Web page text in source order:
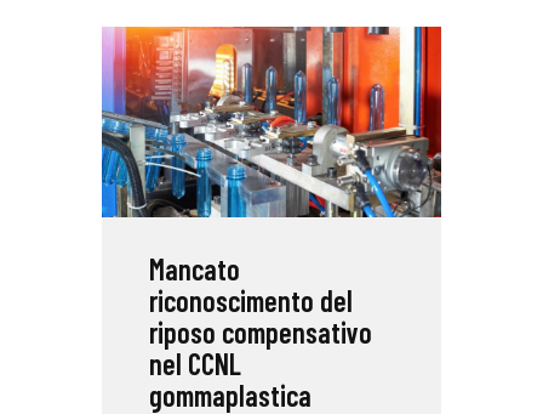
Mancato
riconoscimento del
riposo compensativo
nel CCNL
gommaplastica